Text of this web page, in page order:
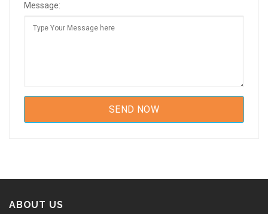
Message:
ABOUT US